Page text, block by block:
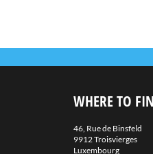
WHERE TO
46, Rue de Binsfeld
9912 Troisvierges
Luxembourg